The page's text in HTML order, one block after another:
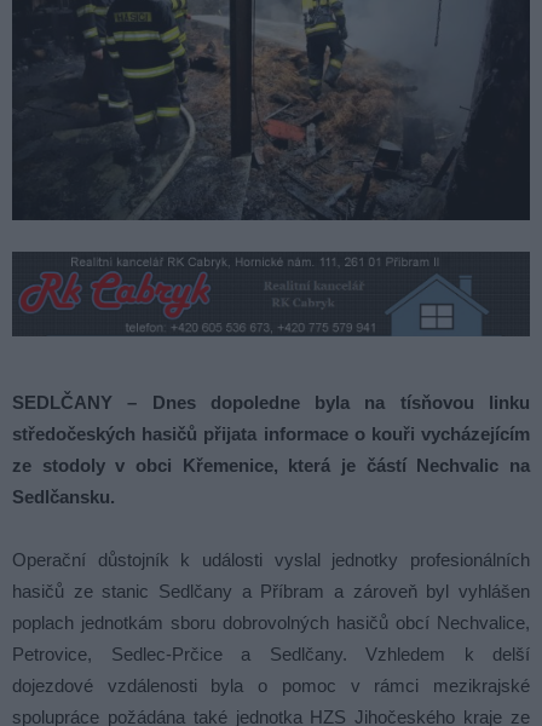
SEDLČANY – Dnes dopoledne byla na tísňovou linku
středočeských hasičů přijata informace o kouři vycházejícím
ze stodoly v obci Křemenice, která je částí Nechvalic na
Sedlčansku.
Operační důstojník k události vyslal jednotky profesionálních
hasičů ze stanic Sedlčany a Příbram a zároveň byl vyhlášen
poplach jednotkám sboru dobrovolných hasičů obcí Nechvalice,
Petrovice, Sedlec-Prčice a Sedlčany. Vzhledem k delší
dojezdové vzdálenosti byla o pomoc v rámci mezikrajské
spolupráce požádána také jednotka HZS Jihočeského kraje ze